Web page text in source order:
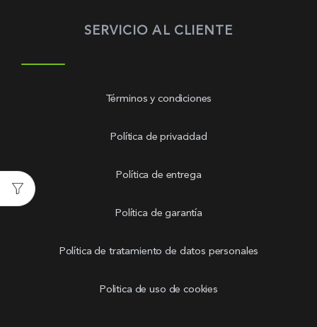
SERVICIO AL CLIENTE
Términos y condiciones
Política de privacidad
Política de entrega
Política de garantía
Política de tratamiento de datos personales
Politica de uso de cookies